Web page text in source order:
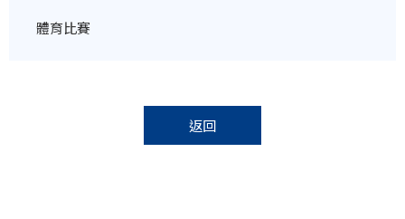
體育比賽
返回